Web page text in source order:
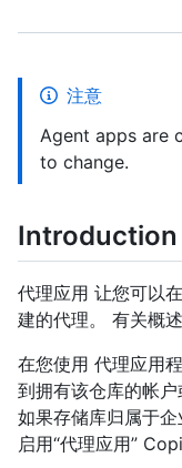
注意
Agent apps are
to change.
Introduction
代理应用 让您可以
建的代理。 有关概
在您使用 代理应用
到拥有该仓库的帐户
如果存储库归属于
启用“代理应用”